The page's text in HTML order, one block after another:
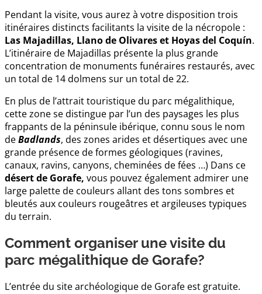
Pendant la visite, vous aurez à votre disposition trois
itinéraires distincts facilitants la visite de la nécropole :
Las Majadillas, Llano de Olivares et Hoyas del Coquín.
L’itinéraire de Majadillas présente la plus grande
concentration de monuments funéraires restaurés, avec
un total de 14 dolmens sur un total de 22.
En plus de l’attrait touristique du parc mégalithique,
cette zone se distingue par l’un des paysages les plus
frappants de la péninsule ibérique, connu sous le nom
deBadlands, des zones arides et désertiques avec une
grande présence de formes géologiques (ravines,
canaux, ravins, canyons, cheminées de fées …) Dans ce
désert de Gorafe, vous pouvez également admirer une
large palette de couleurs allant des tons sombres et
bleutés aux couleurs rougeâtres et argileuses typiques
du terrain.
Comment organiser une visite du
parc mégalithique de Gorafe?
L’entrée du site archéologique de Gorafe est gratuite.